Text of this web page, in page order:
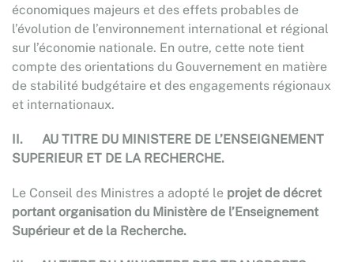
économiques majeurs et des effets probables de
l’évolution de l’environnement international et régional
sur l’économie nationale. En outre, cette note tient
compte des orientations du Gouvernement en matière
de stabilité budgétaire et des engagements régionaux
et internationaux.
II. AU TITRE DU MINISTERE DE L’ENSEIGNEMENT
SUPERIEUR ET DE LA RECHERCHE.
Le Conseil des Ministres a adopté le projet de décret
portant organisation du Ministère de l’Enseignement
Supérieur et de la Recherche.